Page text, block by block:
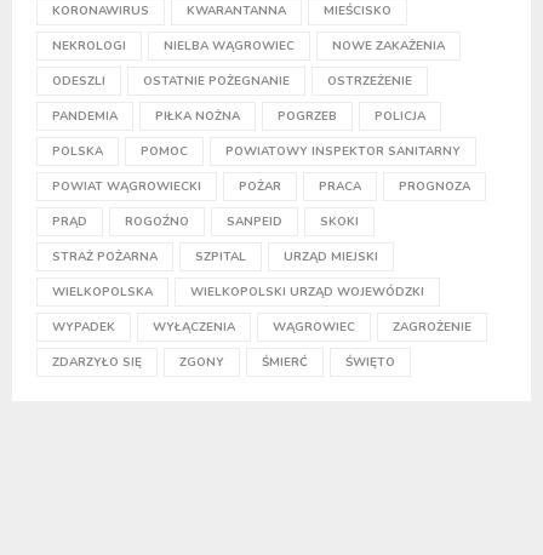
KORONAWIRUS KWARANTANNA MIEŚCISKO
NEKROLOGI NIELBA WĄGROWIEC NOWE ZAKAŻENIA
ODESZLI OSTATNIE POŻEGNANIE OSTRZEŻENIE
PANDEMIA PIŁKA NOŻNA POGRZEB POLICJA
POLSKA POMOC POWIATOWY INSPEKTOR SANITARNY
POWIAT WĄGROWIECKI POŻAR PRACA PROGNOZA
PRĄD ROGOŹNO SANPEID SKOKI
STRAŻ POŻARNA SZPITAL URZĄD MIEJSKI
WIELKOPOLSKA WIELKOPOLSKI URZĄD WOJEWÓDZKI
WYPADEK WYŁĄCZENIA WĄGROWIEC ZAGROŻENIE
ZDARZYŁO SIĘ ZGONY ŚMIERĆ ŚWIĘTO